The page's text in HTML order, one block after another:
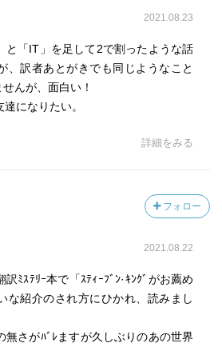
2021.08.23
と「IT」を足して2で割ったような話
、訳者あとがきでも同じようなこと
んが、面白い！
になりたい。
詳細をみる
フォロー
2021.08.22
ﾐｽﾃﾘｰ本で「ｽﾃｨｰﾌﾞﾝ·ｷﾝｸﾞがお薦め
な紹介のされ方にひかれ、読みまし
無さがﾊﾞﾚますが久しぶりのあの世界